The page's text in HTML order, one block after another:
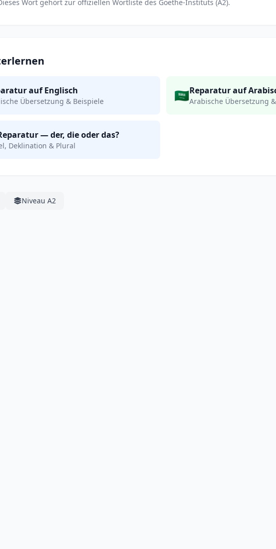
Wort gehört zur offiziellen Wortliste des Goethe-Instituts (A2).
auf Englisch
Übersetzung & Beispiele 🇸🇦Reparatur auf
Arabische Übersetzung
— der, die oder das?
Deklination & Plural
Niveau A2